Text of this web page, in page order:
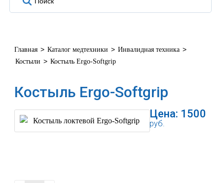
Главная > Каталог медтехники > Инвалидная техника >
Костыли > Костыль Ergo-Softgrip
Костыль Ergo-Softgrip
Цена: 1500
руб.